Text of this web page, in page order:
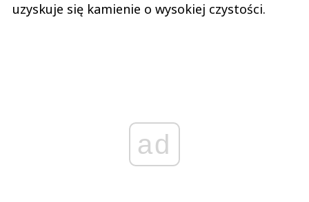
uzyskuje się kamienie o wysokiej czystości.
ad